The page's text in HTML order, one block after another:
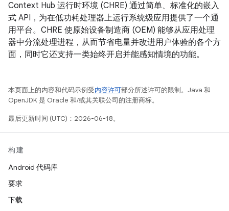
Context Hub 运行时环境 (CHRE) 通过简单、标准化的嵌入
式 API，为在低功耗处理器上运行系统级应用提供了一个通
用平台。CHRE 使原始设备制造商 (OEM) 能够从应用处理
器中分流处理进程，从而节省电量并改进用户体验的各个方
面，同时它还支持一类始终开启并能感知情境的功能。
本页面上的内容和代码示例受内容许可部分所述许可的限制。Java 和
OpenJDK 是 Oracle 和/或其关联公司的注册商标。
最后更新时间 (UTC)：2026-06-18。
构建
Android 代码库
要求
下载